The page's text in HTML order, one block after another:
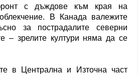
с дъждове към края на
В Канада валежите
за пострадалите северни
– зрелите култури няма да се
в Централна и Източна част